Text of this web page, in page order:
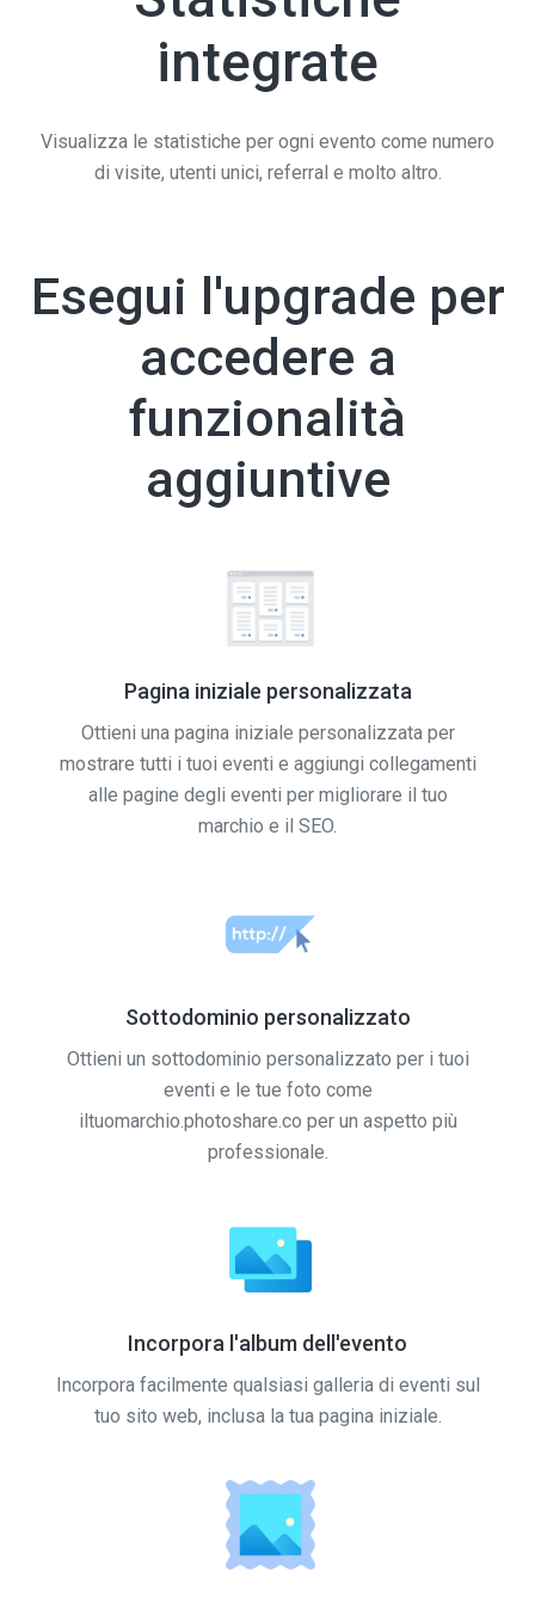
integrate
Visualizza le statistiche per ogni evento come numero
di visite, utenti unici, referral e molto altro.
Esegui l'upgrade per
accedere a
funzionalità
aggiuntive
Pagina iniziale personalizzata
Ottieni una pagina iniziale personalizzata per
mostrare tutti i tuoi eventi e aggiungi collegamenti
alle pagine degli eventi per migliorare il tuo
marchio e il SEO.
Sottodominio personalizzato
Ottieni un sottodominio personalizzato per i tuoi
eventi e le tue foto come
iltuomarchio.photoshare.co per un aspetto più
professionale.
Incorpora l'album dell'evento
Incorpora facilmente qualsiasi galleria di eventi sul
tuo sito web, inclusa la tua pagina iniziale.